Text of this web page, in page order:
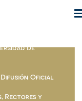
de
Oficial
Rectores y